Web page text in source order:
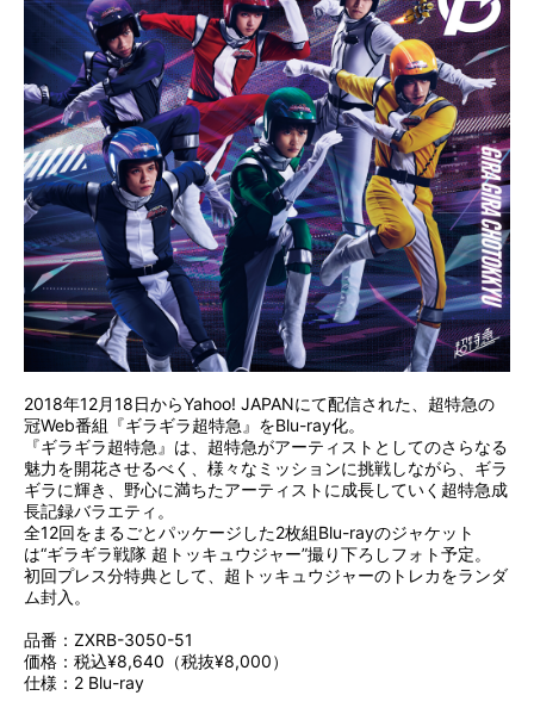
2018年12月18日からYahoo! JAPANにて配信された、超特急の
冠Web番組『ギラギラ超特急』をBlu-ray化。
『ギラギラ超特急』は、超特急がアーティストとしてのさらなる
魅力を開花させるべく、様々なミッションに挑戦しながら、ギラ
ギラに輝き、野心に満ちたアーティストに成長していく超特急成
長記録バラエティ。
全12回をまるごとパッケージした2枚組Blu-rayのジャケット
は“ギラギラ戦隊 超トッキュウジャー”撮り下ろしフォト予定。
初回プレス分特典として、超トッキュウジャーのトレカをランダ
ム封入。
品番：ZXRB-3050-51
価格：税込¥8,640（税抜¥8,000）
仕様：2 Blu-ray